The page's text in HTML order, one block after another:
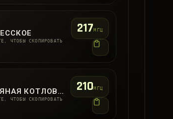
ЧТОБЫ СКОПИРОВАТЬ
217МГЦ
КОТЛОВИНА
ЧТОБЫ СКОПИРОВАТЬ
210МГЦ